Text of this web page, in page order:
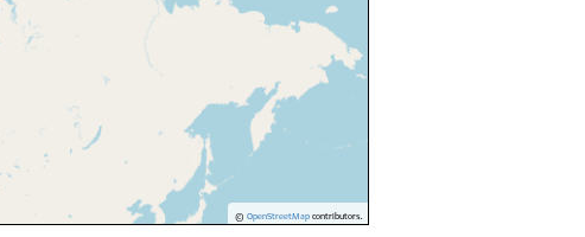
© OpenStreetMapcontributors.